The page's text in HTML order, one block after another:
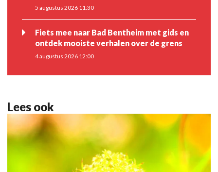
5 augustus 2026 11:30
Fiets mee naar Bad Bentheim met gids en
ontdek mooiste verhalen over de grens
4 augustus 2026 12:00
Lees ook